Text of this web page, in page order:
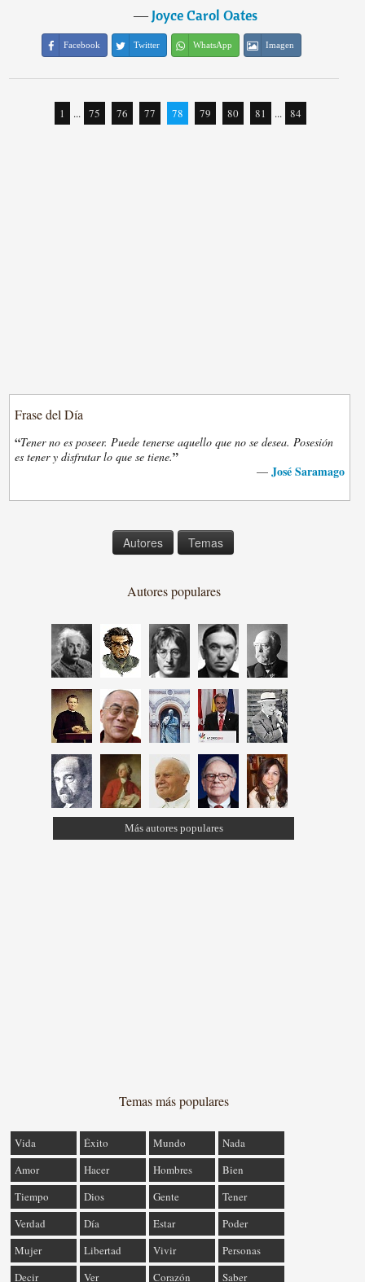
―Joyce Carol Oates
Facebook Twitter WhatsApp Imagen
1 ... 75 76 77 78 79 80 81 ... 84
Frase del Día
“Tener no es poseer. Puede tenerse aquello que no se desea. Posesión
es tener y disfrutar lo que se tiene.”
— José Saramago
Autores Temas
Autores populares
Más autores populares
Temas más populares
Vida Éxito Mundo
Nada
Amor
Hacer Hombres
Bien
Tiempo
Dios Gente
Tener
Verdad
Día Estar
Poder
Mujer
Libertad Vivir
Personas
Decir
Ver Corazón Saber